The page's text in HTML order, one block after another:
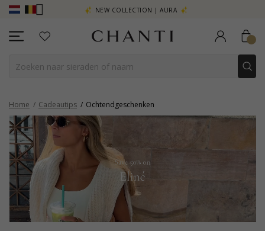
- KLIK HIER NEW COLLECTION | AURA
Home Cadeautips Ochtendgeschenken